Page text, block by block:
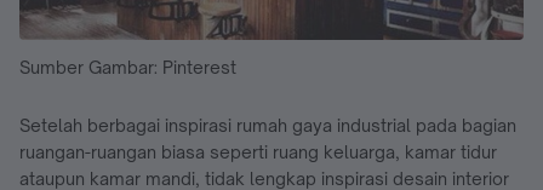
Sumber Gambar: Pinterest
Setelah berbagai inspirasi rumah gaya industrial pada bagian
ruangan-ruangan biasa seperti ruang keluarga, kamar tidur
ataupun kamar mandi, tidak lengkap inspirasi desain interior